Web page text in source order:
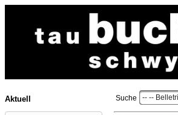
Aktuell Suche -- --